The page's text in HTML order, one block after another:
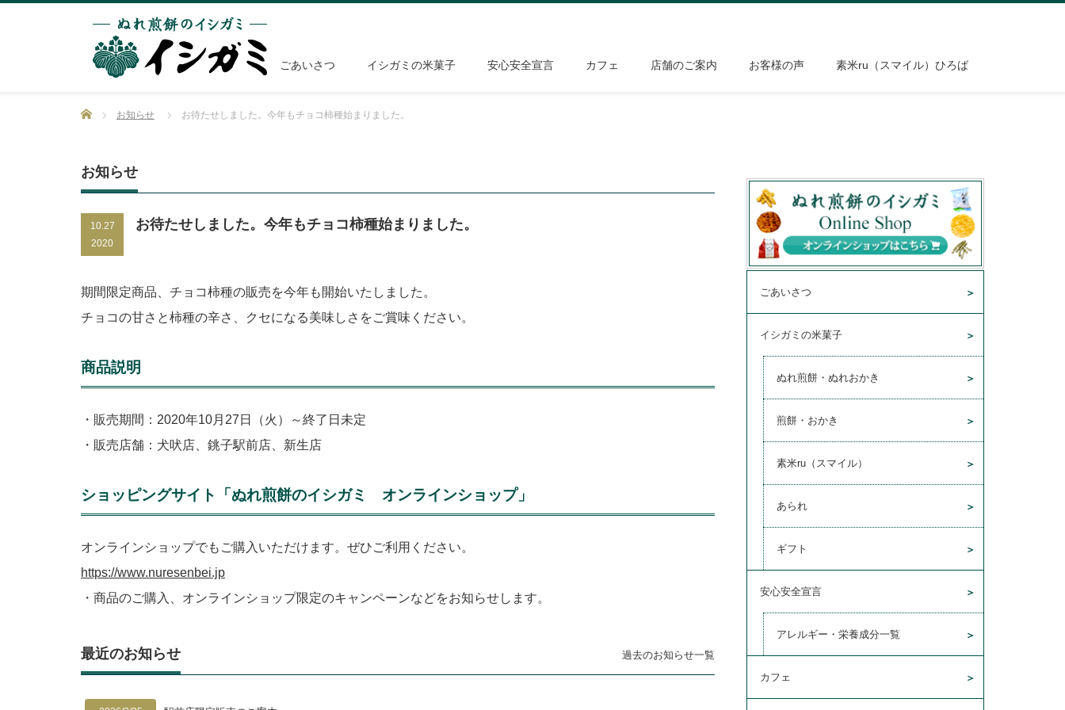
ごあいさつ イシガミの米菓子 安心安全宣言 カフェ 店舗のご案内 お客様の声 素米ru（スマイル）ひろば
Home お知らせ お待たせしました。今年もチョコ柿種始まりました。
お知らせ
10.27
2020
お待たせしました。今年もチョコ柿種始まりました。
期間限定商品、チョコ柿種の販売を今年も開始いたしました。
チョコの甘さと柿種の辛さ、クセになる美味しさをご賞味ください。
商品説明
・販売期間：2020年10月27日（火）～終了日未定
・販売店舗：犬吠店、銚子駅前店、新生店
ショッピングサイト「ぬれ煎餅のイシガミ オンラインショップ」
オンラインショップでもご購入いただけます。ぜひご利用ください。
https://www.nuresenbei.jp
・商品のご購入、オンラインショップ限定のキャンペーンなどをお知らせします。
最近のお知らせ 過去のお知らせ一覧
ごあいさつ
イシガミの米菓子
ぬれ煎餅・ぬれおかき
煎餅・おかき
素米ru（スマイル）
あられ
ギフト
安心安全宣言
アレルギー・栄養成分一覧
カフェ